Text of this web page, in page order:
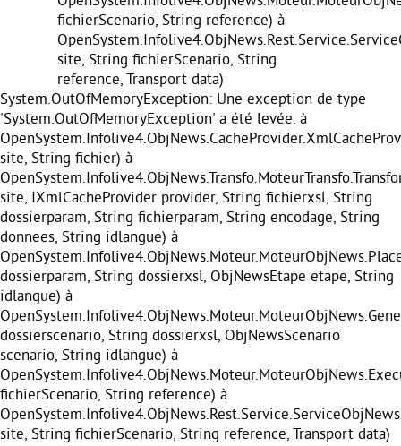
fichierScenario, String reference) à
site, String fichierScenario, String
reference, Transport data)
System.OutOfMemoryException: Une exception de type
'System.OutOfMemoryException' a été levée. à
site, String fichier) à
site, IXmlCacheProvider provider, String fichierxsl, String
dossierparam, String fichierparam, String encodage, String
donnees, String idlangue) à
dossierparam, String dossierxsl, ObjNewsEtape etape, String
idlangue) à
dossierscenario, String dossierxsl, ObjNewsScenario
scenario, String idlangue) à
fichierScenario, String reference) à
site, String fichierScenario, String reference, Transport data)